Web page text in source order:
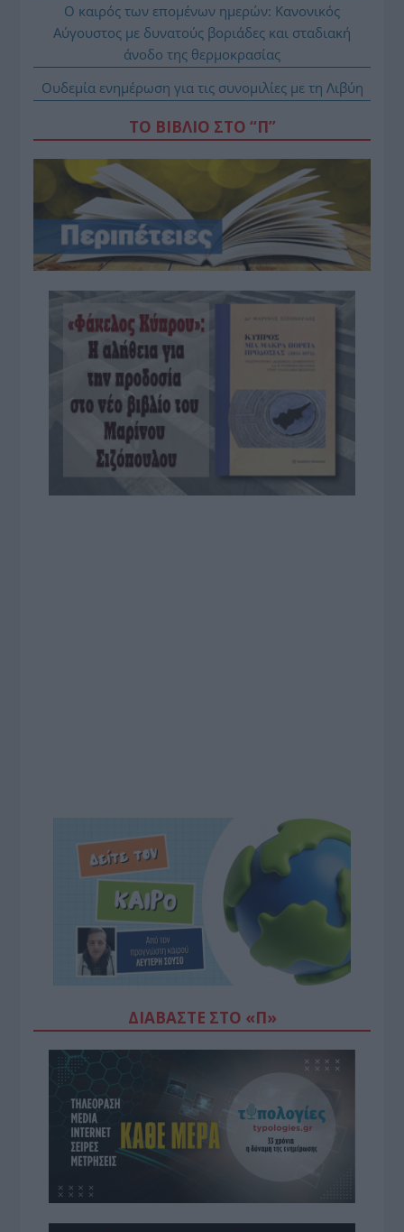
Ο καιρός των επομένων ημερών: Κανονικός
Αύγουστος με δυνατούς βοριάδες και σταδιακή
άνοδο της θερμοκρασίας
Ουδεμία ενημέρωση για τις συνομιλίες με τη Λιβύη
ΤΟ ΒΙΒΛΙΟ ΣΤΟ “Π”
ΔΙΑΒΆΣΤΕ ΣΤΟ «Π»